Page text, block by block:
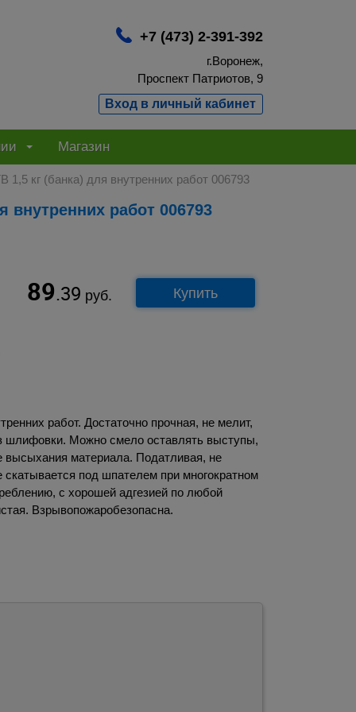
+7 (473) 2-391-392
г.Воронеж,
Проспект Патриотов, 9
Вход в личный кабинет
Магазин
1,5 кг (банка) для внутренних работ 006793
внутренних работ 006793
89.39 руб. Купить
работ. Достаточно прочная, не мелит,
шлифовки. Можно смело оставлять выступы,
высыхания материала. Податливая, не
скатывается под шпателем при многократном
с хорошей адгезией по любой
Взрывопожаробезопасна.